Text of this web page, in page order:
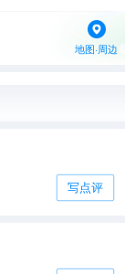
地图·周边
写点评